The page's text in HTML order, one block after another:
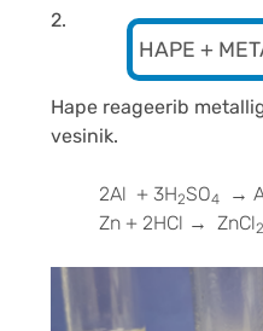
HAPE +
2.
Hape reageerib
vesinik.
2Al + 3H2SO4 →
Zn + 2HCl → ZnCl2